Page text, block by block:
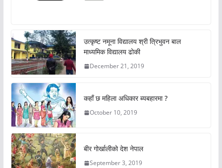
उत्कृष्ट नमूना विद्यालय श्री त्रिभुवन बाल
माध्यमिक विद्यालय ढोकी
December 21, 2019
कहाँ छ महिला अधिकार ब्यबहारमा ?
October 10, 2019
बीर गोर्खालीको देश नेपाल
September 3, 2019